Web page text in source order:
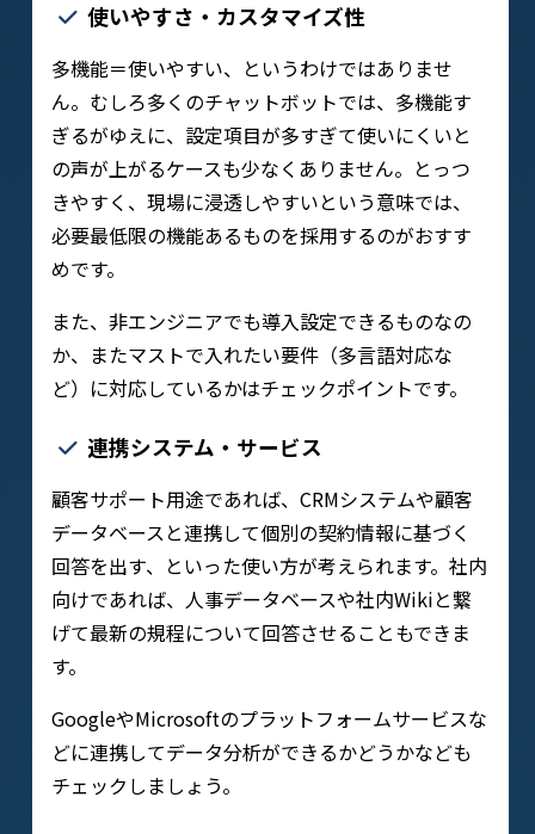
使いやすさ・カスタマイズ性
多機能＝使いやすい、というわけではありませ
ん。むしろ多くのチャットボットでは、多機能す
ぎるがゆえに、設定項目が多すぎて使いにくいと
の声が上がるケースも少なくありません。とっつ
きやすく、現場に浸透しやすいという意味では、
必要最低限の機能あるものを採用するのがおすす
めです。
また、非エンジニアでも導入設定できるものなの
か、またマストで入れたい要件（多言語対応な
ど）に対応しているかはチェックポイントです。
連携システム・サービス
顧客サポート用途であれば、CRMシステムや顧客
データベースと連携して個別の契約情報に基づく
回答を出す、といった使い方が考えられます。社内
向けであれば、人事データベースや社内Wikiと繋
げて最新の規程について回答させることもできま
す。
GoogleやMicrosoftのプラットフォームサービスな
どに連携してデータ分析ができるかどうかなども
チェックしましょう。